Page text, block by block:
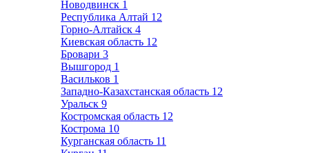
Новодвинск 1
Республика Алтай 12
Горно-Алтайск 4
Киевская область 12
Бровари 3
Вышгород 1
Васильков 1
Западно-Казахстанская область 12
Уральск 9
Костромская область 12
Кострома 10
Курганская область 11